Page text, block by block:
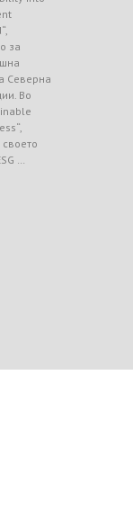
за
Северна
Во
…